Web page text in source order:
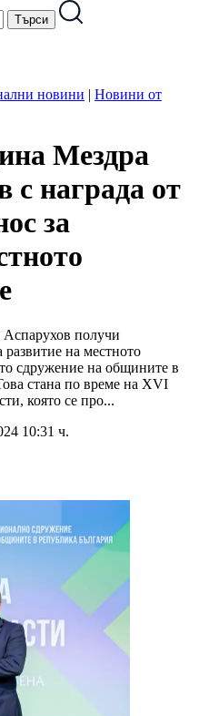
новини | Новини от
Мездра
с награда от
за
получи
развитие на местното
сдружение на общините в
стана по време на XVI
която се про...
10:31 ч.